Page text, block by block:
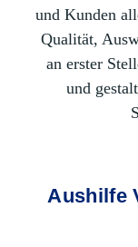
und Kunden
Qualität,
an erster
und
Aushilfe